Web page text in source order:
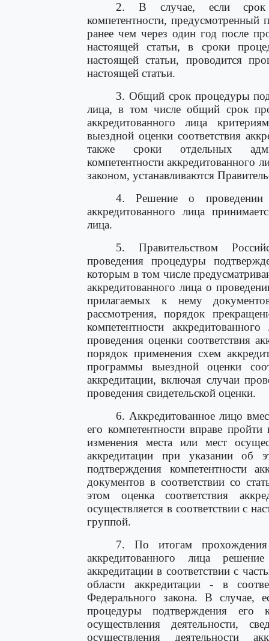
2. В случае, если срок
компетентности, предусмотренный
ранее чем через один год после
настоящей статьи, в сроки
настоящей статьи, проводится
настоящей статьи.
3. Общий срок процедуры
лица, в том числе общий срок
аккредитованного лица
выездной оценки соответствия
также сроки отдельных
компетентности аккредитованного
законом, устанавливаются
4. Решение о проведении
аккредитованного лица
лица.
5. Правительством
проведения процедуры
которым в том числе
аккредитованного лица о
прилагаемых к нему
рассмотрения, порядок
компетентности
проведения оценки соответствия
порядок применения схем
программы выездной оценки
аккредитации, включая случаи
проведения свидетельской оценки.
6. Аккредитованное лицо
его компетентности вправе
изменения места или мест
аккредитации при указании об
подтверждения компетентности
документов в соответствии со
этом оценка соответствия
осуществляется в соответствии с
группой.
7. По итогам прохождения
аккредитованного лица
аккредитации в соответствии с
области аккредитации - в
Федерального закона. В случае,
процедуры подтверждения его
осуществления деятельности,
осуществления деятельности